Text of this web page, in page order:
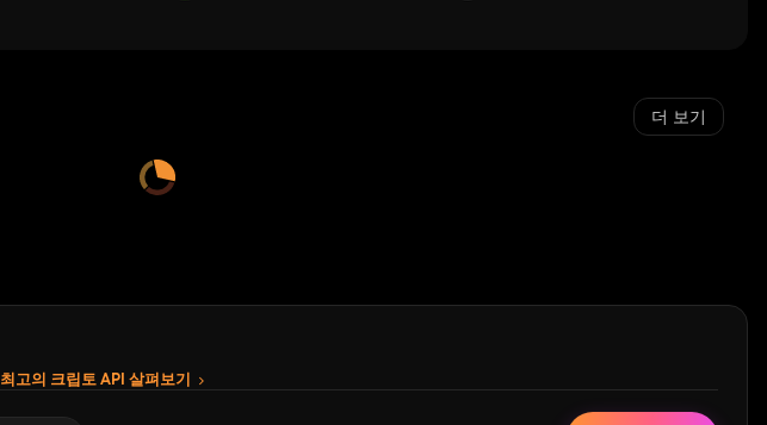
더 보기
최고의 크립토 API 살펴보기